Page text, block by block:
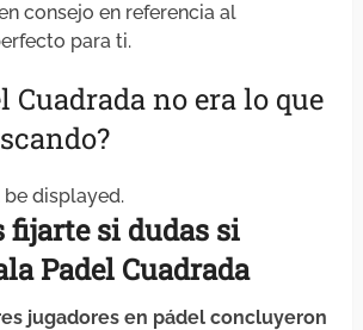
consejo en referencia al
para ti.
Cuadrada no era lo que
displayed.
fijartesi dudas si
Padel Cuadrada
jugadores en pádel concluyeron